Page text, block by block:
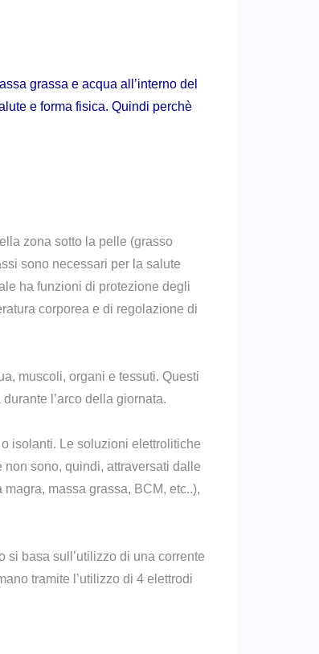
grassa e acqua all’interno del
e forma fisica. Quindi perchè
zona sotto la pelle (grasso
sono necessari per la salute
ha funzioni di protezione degli
corporea e di regolazione di
muscoli, organi e tessuti. Questi
l’arco della giornata.
isolanti. Le soluzioni elettrolitiche
sono, quindi, attraversati dalle
massa grassa, BCM, etc..),
basa sull’utilizzo di una corrente
tramite l’utilizzo di 4 elettrodi